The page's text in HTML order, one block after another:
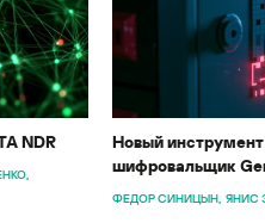
NDR
Новый
шифровальщик
ФЕДОР СИНИЦЫН ЯНИС